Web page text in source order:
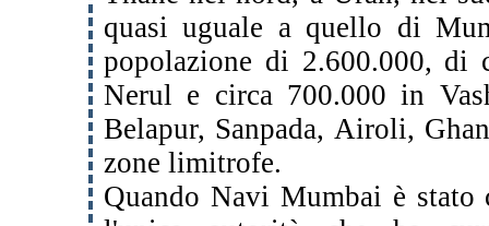
quasi uguale a quello di
popolazione di 2.600.000,
Nerul e circa 700.000 in
Belapur, Sanpada, Airoli,
zone limitrofe.
Quando Navi Mumbai è stato